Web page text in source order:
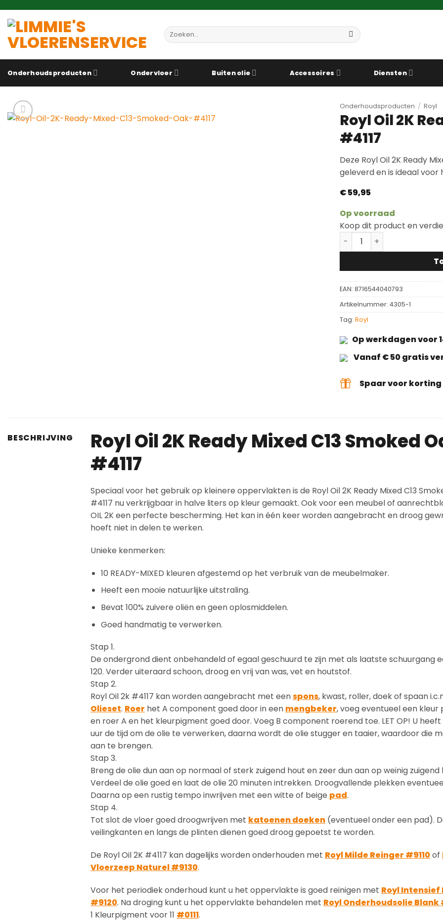
naar
inhoud
Zoeken
naar:
Onderhoudsproducten Ondervloer Buiten olie Accessoires Diensten
Onderhoudsproducten / Royl
Royl Oil 2K
#4117
Deze Royl Oil 2K Ready
geleverd en is ideaal
€59,95
Op voorraad
Koop dit product en
Royl Oil 2K Ready Mixed
EAN: 8716544040793
Artikelnummer: 4305-1
Tag: Royl
Op werkdagen voor
Vanaf € 50 gratis
Spaar voor
BESCHRIJVING
Royl Oil 2K Ready Mixed C13 Smoked
#4117
Speciaal voor het gebruik op kleinere oppervlakten is de Royl Oil 2K Ready Mixed C13
#4117 nu verkrijgbaar in halve liters op kleur gemaakt. Ook voor een meubel of
OIL 2K een perfecte bescherming. Het kan in één keer worden aangebracht en droog
hoeft niet in delen te werken.
Unieke kenmerken:
10 READY-MIXED kleuren afgestemd op het verbruik van de meubelmaker.
Heeft een mooie natuurlijke uitstraling.
Bevat 100% zuivere oliën en geen oplosmiddelen.
Goed handmatig te verwerken.
Stap 1.
De ondergrond dient onbehandeld of egaal geschuurd te zijn met als laatste schuurgang
120. Verder uiteraard schoon, droog en vrij van was, vet en houtstof.
Stap 2.
Royl Oil 2k #4117 kan worden aangebracht met eenspons, kwast, roller, doek of spaan
Olieset. Roer het A component goed door in een mengbeker, voeg eventueel een
en roer A en het kleurpigment goed door. Voeg B component roerend toe. LET OP! U
uur de tijd om de olie te verwerken, daarna wordt de olie stugger en taaier, waardoor die
aan te brengen.
Stap 3.
Breng de olie dun aan op normaal of sterk zuigend hout en zeer dun aan op weinig zuigend
Verdeel de olie goed en laat de olie 20 minuten intrekken. Droogvallende plekken
Daarna op een rustig tempo inwrijven met een witte of beige pad.
Stap 4.
Tot slot de vloer goed droogwrijven met katoenen doeken (eventueel onder een pad).
veilingkanten en langs de plinten dienen goed droog gepoetst te worden.
De Royl Oil 2K #4117 kan dagelijks worden onderhouden met Royl Milde Reinger #9110of
Vloerzeep Naturel #9130.
Voor het periodiek onderhoud kunt u het oppervlakte is goed reinigen met Royl Intensief
#9120. Na droging kunt u het oppervlakte behandelen met Royl Onderhoudsolie
1 Kleurpigment voor 11 #0111.